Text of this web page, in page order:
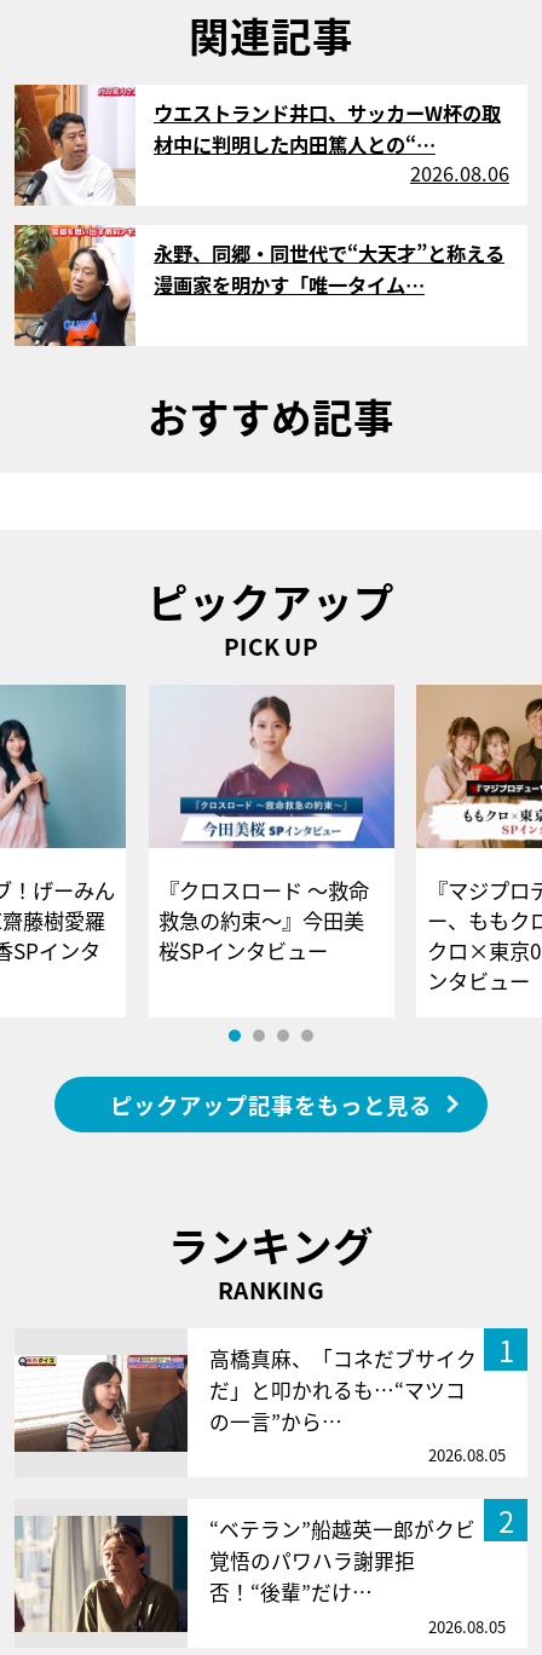
関連記事
サムネイル
ウエストランド井口、サッカーW杯の取
材中に判明した内田篤人との“…
2026.08.06
サムネイル
永野、同郷・同世代で“大天才”と称える
漫画家を明かす「唯一タイム…
おすすめ記事
ピックアップ
PICK UP
！げーみん
藤樹愛羅
SPインタ
『クロスロード ～救命
救急の約束～』今田美
桜SPインタビュー
『マジプロ
ー、ももク
クロ×東京
ンタビュー
ピックアップ記事をもっと見る
ランキング
RANKING
1
高橋真麻、「コネだブサイク
だ」と叩かれるも…“マツコ
の一言”から…
2026.08.05
2
“ベテラン”船越英一郎がクビ
覚悟のパワハラ謝罪拒
否！“後輩”だけ…
2026.08.05